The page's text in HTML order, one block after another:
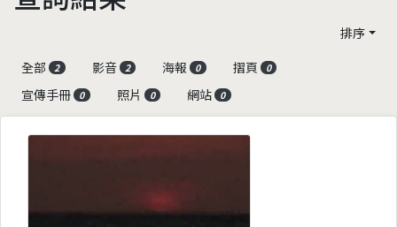
排序
全部
2 影音 2 海報 0 摺頁 0
宣傳手冊 0 照片 0 網站 0